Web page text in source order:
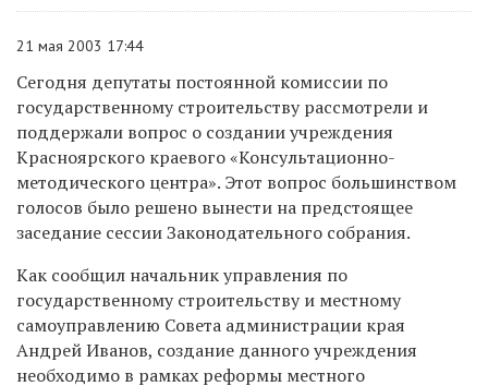
21 мая 2003 17:44
Сегодня депутаты постоянной комиссии по
государственному строительству рассмотрели и
поддержали вопрос о создании учреждения
Красноярского краевого «Консультационно-
методического центра». Этот вопрос большинством
голосов было решено вынести на предстоящее
заседание сессии Законодательного собрания.
Как сообщил начальник управления по
государственному строительству и местному
самоуправлению Совета администрации края
Андрей Иванов, создание данного учреждения
необходимо в рамках реформы местного